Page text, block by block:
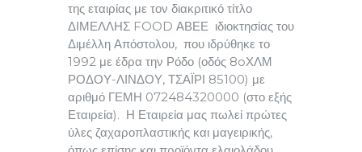
της εταιρίας με τον διακριτικό τίτλο
ΔΙΜΕΛΛΗΣ FOOD ΑΒΕΕ ιδιοκτησίας του
Διμέλλη Απόστολου, που ιδρύθηκε το
1992 με έδρα την Ρόδο (οδός 8oΧΛΜ
ΡΟΔΟΥ-ΛΙΝΔΟΥ, ΤΣΑΪΡΙ 85100) με
αριθμό ΓΕΜΗ 072484320000 (στο εξής
Εταιρεία). Η Εταιρεία μας πωλεί πρώτες
ύλες ζαχαροπλαστικής και μαγειρικής,